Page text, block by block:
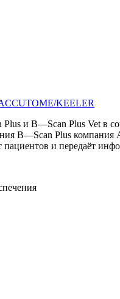
KEELER
Plus и B—Scan Plus Vet в
B—Scan Plus компания
пациентов и передаёт